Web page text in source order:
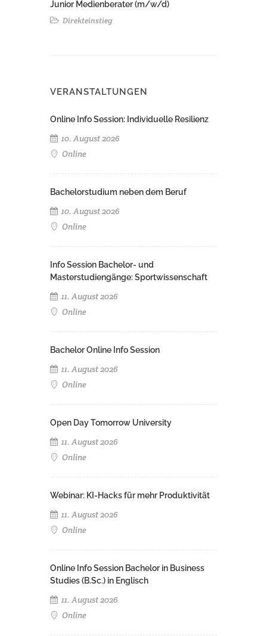
Junior Medienberater (m/w/d)
Direkteinstieg
VERANSTALTUNGEN
Online Info Session: Individuelle Resilienz
10. August 2026
Online
Bachelorstudium neben dem Beruf
10. August 2026
Online
Info Session Bachelor- und
Masterstudiengänge: Sportwissenschaft
11. August 2026
Online
Bachelor Online Info Session
11. August 2026
Online
Open Day Tomorrow University
11. August 2026
Online
Webinar: KI-Hacks für mehr Produktivität
11. August 2026
Online
Online Info Session Bachelor in Business
Studies (B.Sc.) in Englisch
11. August 2026
Online